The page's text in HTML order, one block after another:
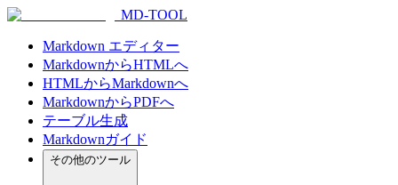
MD-TOOL
Markdown エディター
MarkdownからHTMLへ
HTMLからMarkdownへ
MarkdownからPDFへ
テーブル生成
Markdownガイド
その他のツール